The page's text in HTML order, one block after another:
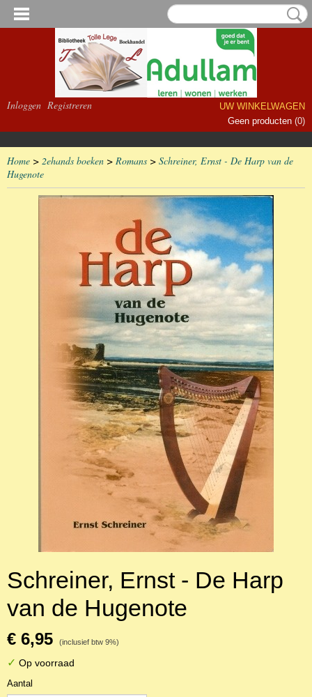
Inloggen Registreren
UW WINKELWAGEN
Geen producten (0)
Home > 2ehands boeken > Romans > Schreiner, Ernst - De Harp van de
Hugenote
Schreiner, Ernst - De Harp
van de Hugenote
€ 6,95 (inclusief btw 9%)
✓ Op voorraad
Aantal